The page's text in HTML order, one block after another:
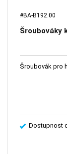
#BA-B192.00
Šroubováky
Šroubovák pro
Dostupnost